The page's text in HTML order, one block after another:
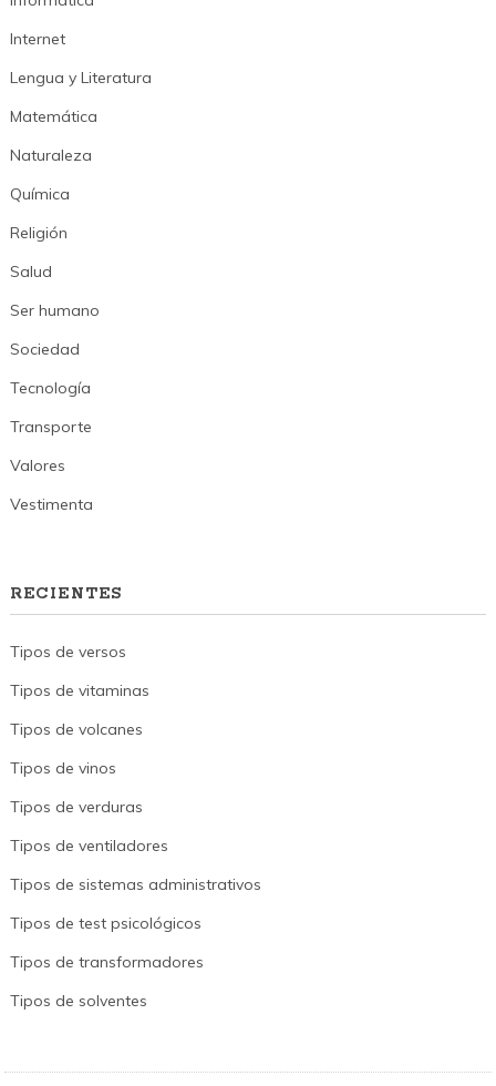
Internet
Lengua y Literatura
Matemática
Naturaleza
Química
Religión
Salud
Ser humano
Sociedad
Tecnología
Transporte
Valores
Vestimenta
RECIENTES
Tipos de versos
Tipos de vitaminas
Tipos de volcanes
Tipos de vinos
Tipos de verduras
Tipos de ventiladores
Tipos de sistemas administrativos
Tipos de test psicológicos
Tipos de transformadores
Tipos de solventes